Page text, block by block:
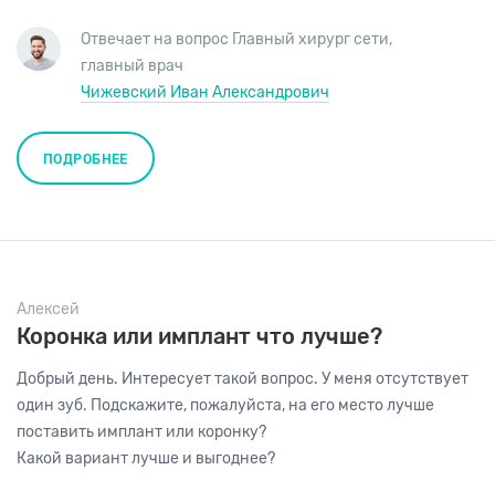
ПОДРОБНЕЕ
Отвечает на вопрос Главный хирург сети,
главный врач
Чижевский Иван Александрович
Алексей
Коронка или имплант что лучше?
Добрый день. Интересует такой вопрос. У меня отсутствует
один зуб. Подскажите, пожалуйста, на его место лучше
поставить имплант или коронку?
Какой вариант лучше и выгоднее?